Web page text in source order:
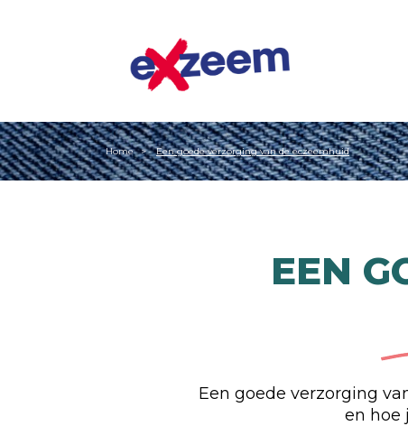
Home Een goede verzorging van de eczeemhuid
EEN
Een goede verzorging
en hoe